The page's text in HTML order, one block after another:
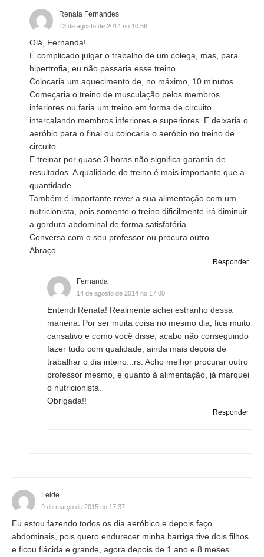
Renata Fernandes
13 de agosto de 2014 no 10:56
Olá, Fernanda!
É complicado julgar o trabalho de um colega, mas, para
hipertrofia, eu não passaria esse treino.
Colocaria um aquecimento de, no máximo, 10 minutos.
Começaria o treino de musculação pelos membros
inferiores ou faria um treino em forma de circuito
intercalando membros inferiores e superiores. E deixaria o
aeróbio para o final ou colocaria o aeróbio no treino de
circuito.
E treinar por quase 3 horas não significa garantia de
resultados. A qualidade do treino é mais importante que a
quantidade.
Também é importante rever a sua alimentação com um
nutricionista, pois somente o treino dificilmente irá diminuir
a gordura abdominal de forma satisfatória.
Conversa com o seu professor ou procura outro.
Abraço.
Responder
Fernanda
14 de agosto de 2014 no 17:00
Entendi Renata! Realmente achei estranho dessa
maneira. Por ser muita coisa no mesmo dia, fica muito
cansativo e como você disse, acabo não conseguindo
fazer tudo com qualidade, ainda mais depois de
trabalhar o dia inteiro...rs. Acho melhor procurar outro
professor mesmo, e quanto à alimentação, já marquei
o nutricionista.
Obrigada!!
Responder
Leide
9 de março de 2015 no 17:37
Eu estou fazendo todos os dia aeróbico e depois faço
abdominais, pois quero endurecer minha barriga tive dois filhos
e ficou flácida e grande, agora depois de 1 ano e 8 meses